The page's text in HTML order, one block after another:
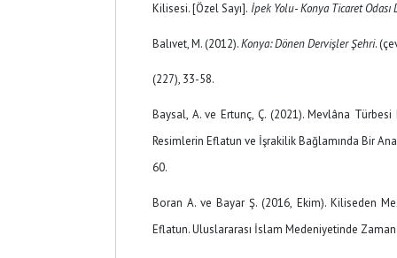
Kilisesi. [Özel Sayı]. İpek Yolu-Konya Ticaret Odası
Balıvet, M. (2012).Konya: Dönen Dervişler Şehri.
(227), 33-58.
Baysal, A. ve Ertunç, Ç. (2021). Mevlâna Türbesi
Resimlerin Eflatun ve İşrakilik Bağlamında Bir
60.
Boran A. ve Bayar Ş. (2016, Ekim). Kiliseden
Eflatun. Uluslararası İslam Medeniyetinde